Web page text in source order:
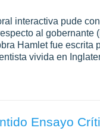
interactiva pude
al gobernante
Hamlet fue escrita
vivida en
Ensayo